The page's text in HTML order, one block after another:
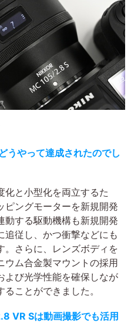
うやって達成されたのでし
化と小型化を両立するた
ピングモーターを新規開発
動する駆動機構も新規開発
追従し、かつ衝撃などにも
。さらに、レンズボディを
ウム合金製マウントの採用
よび光学性能を確保しなが
ことができました。
VR Sは動画撮影でも活用